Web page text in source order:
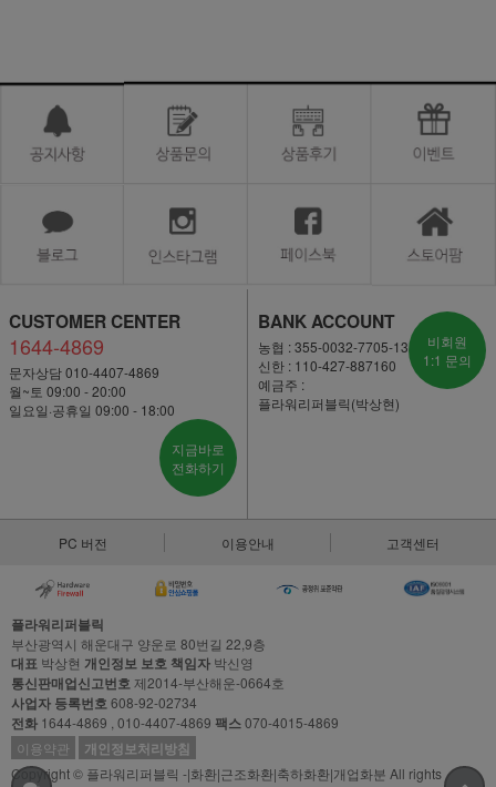
CUSTOMER CENTER
1644-4869
문자상담 010-4407-4869
월~토 09:00 - 20:00
일요일·공휴일 09:00 - 18:00
지금바로
전화하기
BANK ACCOUNT
농협 : 355-0032-7705-13
신한 : 110-427-887160
예금주 :
플라워리퍼블릭(박상현)
비회원
1:1 문의
PC 버전 이용안내 고객센터
플라워리퍼블릭
부산광역시 해운대구 양운로 80번길 22,9층
대표 박상현 개인정보 보호 책임자 박신영
통신판매업신고번호제2014-부산해운-0664호
사업자 등록번호608-92-02734
전화 1644-4869 , 010-4407-4869 팩스070-4015-4869
이용약관
개인정보처리방침
Copyright © 플라워리퍼블릭 -|화환|근조화환|축하화환|개업화분 All rights